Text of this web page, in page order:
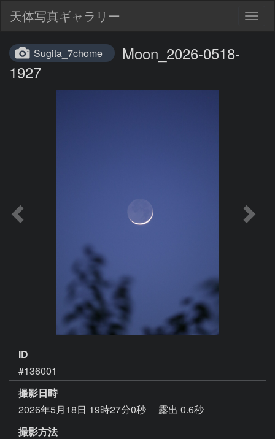
天体写真ギャラリー
Sugita_7chome
Moon_2026-0518-
1927
ID
#136001
撮影日時
2026年5月18日 19時27分0秒
露出 0.6秒
撮影方法